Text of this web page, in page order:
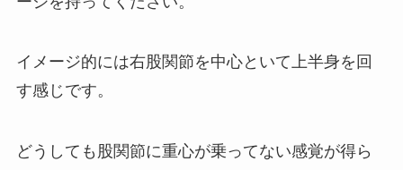
イメージ的には右股関節を中心といて上半身を回
す感じです。
どうしても股関節に重心が乗ってない感覚が得ら